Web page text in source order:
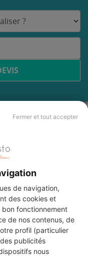
Fermer et tout accepter
de navigation,
des cookies et
bon fonctionnement
de nos contenus, de
profil (particulier
publicités
nous
pour
Flèche